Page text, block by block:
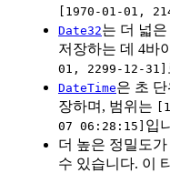
[1970-01-01,
Date32는 더 넓
저장하는 데 4바
01, 2299-12-31]
DateTime은 초
장하며, 범위는
07 06:28:15] 입
더 높은 정밀도
수 있습니다. 이